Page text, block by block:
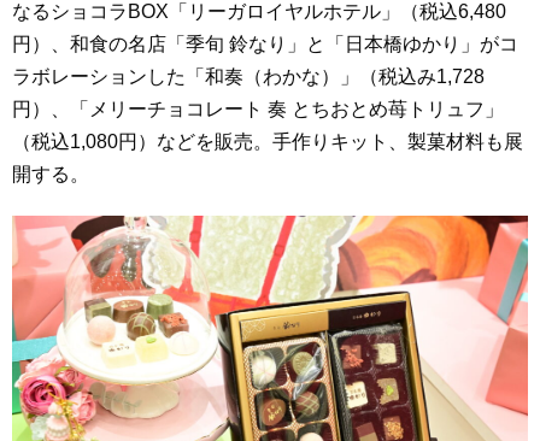
なるショコラBOX「リーガロイヤルホテル」（税込6,480
円）、和食の名店「季旬 鈴なり」と「日本橋ゆかり」がコ
ラボレーションした「和奏（わかな）」（税込み1,728
円）、「メリーチョコレート 奏 とちおとめ苺トリュフ」
（税込1,080円）などを販売。手作りキット、製菓材料も展
開する。